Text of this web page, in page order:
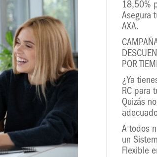
18,50%
Asegura
AXA.
POR
¿Ya
RC para
Quizás
A todos
un
Flexible